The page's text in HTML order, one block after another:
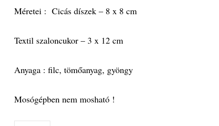
Méretei : Cicás díszek – 8 x 8 cm
Textil szaloncukor – 3 x 12 cm
Anyaga : filc, tömőanyag, gyöngy
Mosógépben nem mosható !